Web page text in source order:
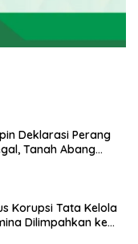
Deklarasi Perang
Tanah Abang
Korupsi Tata Kelola
Dilimpahkan ke